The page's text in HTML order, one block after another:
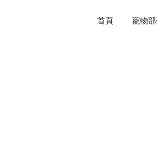
首頁 寵物